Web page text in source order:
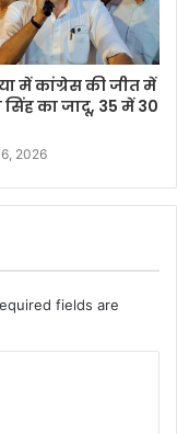
में कांग्रेस की जीत में
का जादू, 35 में 30
2026
fields are